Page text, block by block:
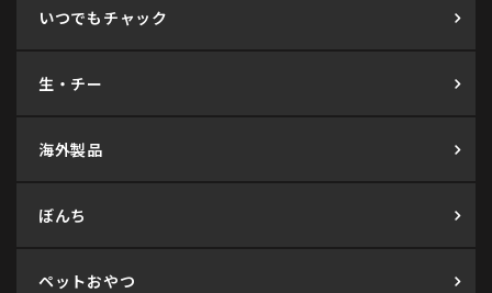
いつでもチャック
生・チー
海外製品
ぼんち
ペットおやつ